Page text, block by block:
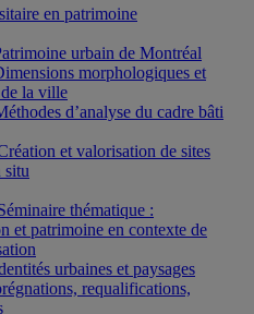
en patrimoine
urbain de Montréal
morphologiques et
la ville
d’analyse du cadre bâti
et valorisation de sites
situ
thématique :
et patrimoine en contexte de
urbaines et paysages
requalifications,